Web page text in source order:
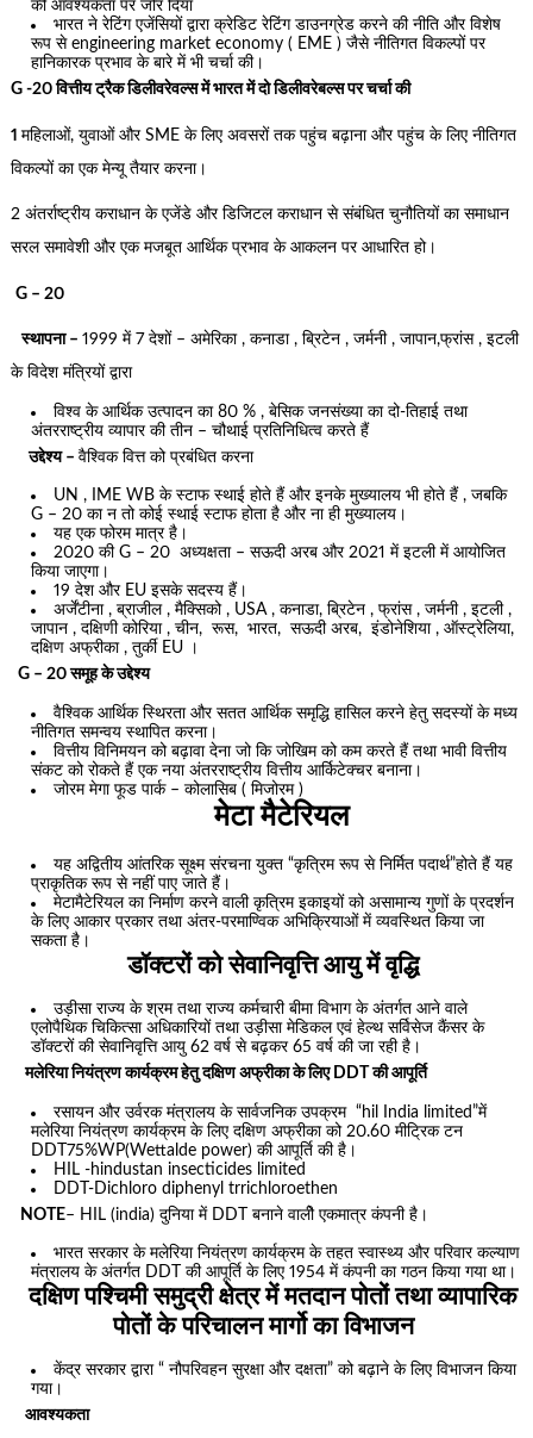
की आवश्यकता पर जोर दिया
भारत ने रेटिंग एजेंसियों द्वारा क्रेडिट रेटिंग डाउनग्रेड करने की नीति और विशेष
रूप से engineering market economy ( EME ) जैसे नीतिगत विकल्पों पर
हानिकारक प्रभाव के बारे में भी चर्चा की।
G -20 वित्तीय ट्रैक डिलीवरेवल्स में भारत में दो डिलीवरेबल्स पर चर्चा की
1 महिलाओं, युवाओं और SME के लिए अवसरों तक पहुंच बढ़ाना और पहुंच के लिए नीतिगत
विकल्पों का एक मेन्यू तैयार करना।
2 अंतर्राष्ट्रीय कराधान के एजेंडे और डिजिटल कराधान से संबंधित चुनौतियों का समाधान
सरल समावेशी और एक मजबूत आर्थिक प्रभाव के आकलन पर आधारित हो।
G – 20
स्थापना – 1999 में 7 देशों – अमेरिका , कनाडा , ब्रिटेन , जर्मनी , जापान,फ्रांस , इटली
के विदेश मंत्रियों द्वारा
विश्व के आर्थिक उत्पादन का 80 % , बेसिक जनसंख्या का दो-तिहाई तथा
अंतरराष्ट्रीय व्यापार की तीन – चौथाई प्रतिनिधित्व करते हैं
उद्देश्य – वैश्विक वित्त को प्रबंधित करना
UN , IME WB के स्टाफ स्थाई होते हैं और इनके मुख्यालय भी होते हैं , जबकि
G – 20 का न तो कोई स्थाई स्टाफ होता है और ना ही मुख्यालय।
यह एक फोरम मात्र है।
2020 की G – 20 अध्यक्षता – सऊदी अरब और 2021 में इटली में आयोजित
किया जाएगा।
19 देश और EU इसके सदस्य हैं।
अर्जेंटीना , ब्राजील , मैक्सिको , USA , कनाडा, ब्रिटेन , फ्रांस , जर्मनी , इटली ,
जापान , दक्षिणी कोरिया , चीन, रूस, भारत, सऊदी अरब, इंडोनेशिया , ऑस्ट्रेलिया,
दक्षिण अफ्रीका , तुर्की EU ।
G – 20 समूह के उद्देश्य
वैश्विक आर्थिक स्थिरता और सतत आर्थिक समृद्धि हासिल करने हेतु सदस्यों के मध्य
नीतिगत समन्वय स्थापित करना।
वित्तीय विनिमयन को बढ़ावा देना जो कि जोखिम को कम करते हैं तथा भावी वित्तीय
संकट को रोकते हैं एक नया अंतरराष्ट्रीय वित्तीय आर्किटेक्चर बनाना।
जोरम मेगा फूड पार्क – कोलासिब ( मिजोरम )
मेटा मैटेरियल
यह अद्वितीय आंतरिक सूक्ष्म संरचना युक्त “कृत्रिम रूप से निर्मित पदार्थ”होते हैं यह
प्राकृतिक रूप से नहीं पाए जाते हैं।
मेटामैटेरियल का निर्माण करने वाली कृत्रिम इकाइयों को असामान्य गुणों के प्रदर्शन
के लिए आकार प्रकार तथा अंतर-परमाण्विक अभिक्रियाओं में व्यवस्थित किया जा
सकता है।
डॉक्टरों को सेवानिवृत्ति आयु में वृद्धि
उड़ीसा राज्य के श्रम तथा राज्य कर्मचारी बीमा विभाग के अंतर्गत आने वाले
एलोपैथिक चिकित्सा अधिकारियों तथा उड़ीसा मेडिकल एवं हेल्थ सर्विसेज कैंसर के
डॉक्टरों की सेवानिवृत्ति आयु 62 वर्ष से बढ़कर 65 वर्ष की जा रही है।
मलेरिया नियंत्रण कार्यक्रम हेतु दक्षिण अफ्रीका के लिए DDT की आपूर्ति
रसायन और उर्वरक मंत्रालय के सार्वजनिक उपक्रम “hil India limited”में
मलेरिया नियंत्रण कार्यक्रम के लिए दक्षिण अफ्रीका को 20.60 मीट्रिक टन
DDT75%WP(Wettalde power) की आपूर्ति की है।
HIL -hindustan insecticides limited
DDT-Dichloro diphenyl trrichloroethen
NOTE– HIL (india) दुनिया में DDT बनाने वालीे एकमात्र कंपनी है।
भारत सरकार के मलेरिया नियंत्रण कार्यक्रम के तहत स्वास्थ्य और परिवार कल्याण
मंत्रालय के अंतर्गत DDT की आपूर्ति के लिए 1954 में कंपनी का गठन किया गया था।
दक्षिण पश्चिमी समुद्री क्षेत्र में मतदान पोतों तथा व्यापारिक
पोतों के परिचालन मार्गो का विभाजन
केंद्र सरकार द्वारा “ नौपरिवहन सुरक्षा और दक्षता” को बढ़ाने के लिए विभाजन किया
गया।
आवश्यकता